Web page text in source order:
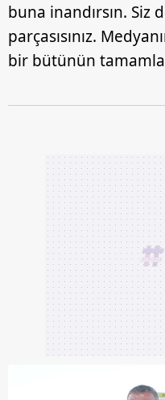
buna inandırsın. Siz
parçasısınız.
bir bütünün